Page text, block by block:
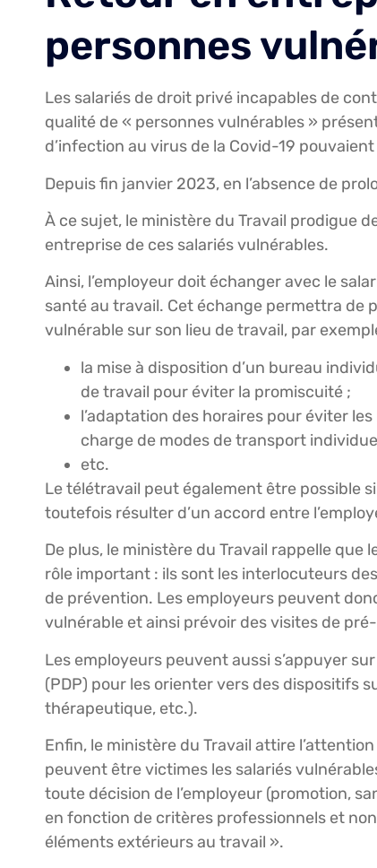
personnes
Les salariés de droit privé incapables de
qualité de « personnes vulnérables »
d’infection au virus de la Covid-19
Depuis fin janvier 2023, en l’absence de
À ce sujet, le ministère du Travail prodigue
entreprise de ces salariés vulnérables.
Ainsi, l’employeur doit échanger avec le
santé au travail. Cet échange permettra de
vulnérable sur son lieu de travail, par
la mise à disposition d’un bureau
de travail pour éviter la promiscuité ;
l’adaptation des horaires pour éviter
charge de modes de transport
etc.
Le télétravail peut également être possible
toutefois résulter d’un accord entre
De plus, le ministère du Travail rappelle
rôle important : ils sont les interlocuteurs
de prévention. Les employeurs peuvent
vulnérable et ainsi prévoir des visites de
Les employeurs peuvent aussi s’appuyer
(PDP) pour les orienter vers des dispositifs
thérapeutique, etc.).
Enfin, le ministère du Travail attire
peuvent être victimes les salariés
toute décision de l’employeur (promotion,
en fonction de critères professionnels et
éléments extérieurs au travail ».